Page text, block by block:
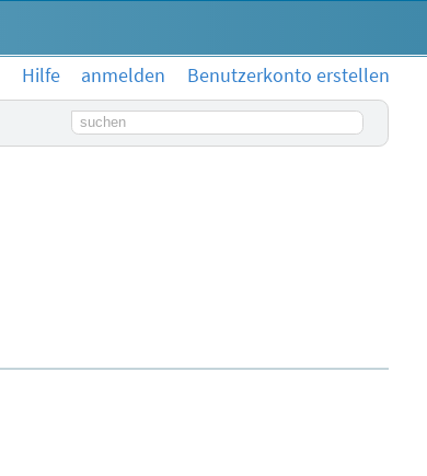
Hilfe anmelden
Benutzerkonto erstellen
Suchbegriff